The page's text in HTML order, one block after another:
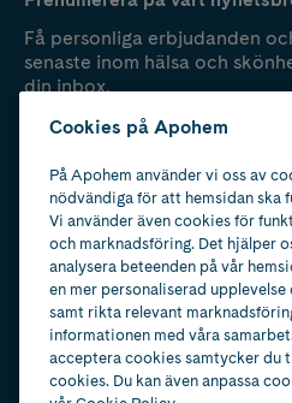
Få personliga erbjudanden
senaste inom hälsa och
din inbox.
Cookies på Apohem
På Apohem använder vi oss av
nödvändiga för att hemsidan ska
Vi använder även cookies för
och marknadsföring. Det hjälper
analysera beteenden på vår
en mer personaliserad upplevelse
samt rikta relevant
informationen med våra
acceptera cookies samtycker du
cookies. Du kan även anpassa